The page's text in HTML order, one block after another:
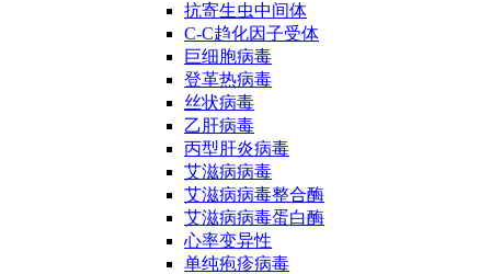
抗寄生虫中间体
C-C趋化因子受体
巨细胞病毒
登革热病毒
丝状病毒
乙肝病毒
丙型肝炎病毒
艾滋病病毒
艾滋病病毒整合酶
艾滋病病毒蛋白酶
心率变异性
单纯疱疹病毒